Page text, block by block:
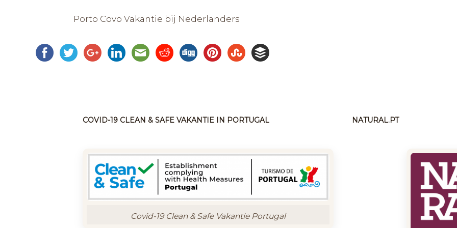
Porto Covo Vakantie bij Nederlanders
COVID-19 CLEAN & SAFE VAKANTIE IN PORTUGAL
Covid-19 Clean & Safe Vakantie Portugal
NATURAL.PT